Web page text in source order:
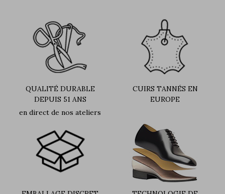
QUALITÉ DURABLE
DEPUIS 51 ANS
en direct de nos ateliers
CUIRS TANNÉS EN
EUROPE